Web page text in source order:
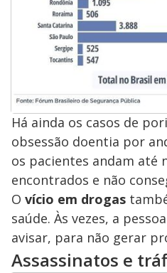
Há ainda os casos de
obsessão doentia por
os pacientes andam até
encontrados e não
O vício em drogas
saúde. Às vezes, a
avisar, para não gerar
Assassinatos e